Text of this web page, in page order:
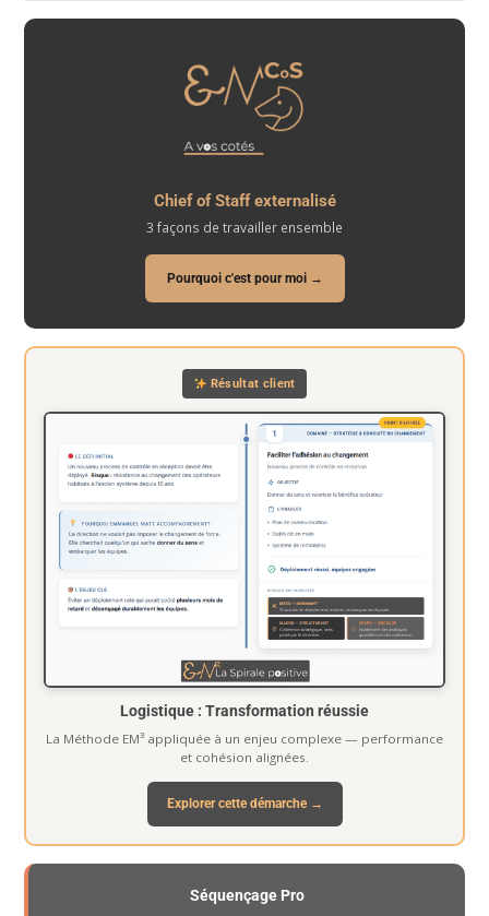
Chief of Staff externalisé
3 façons de travailler ensemble
Pourquoi c'est pour moi →
Résultat client
Logistique : Transformation réussie
La Méthode EM³ appliquée à un enjeu complexe — performance
et cohésion alignées.
Explorer cette démarche →
Séquençage Pro